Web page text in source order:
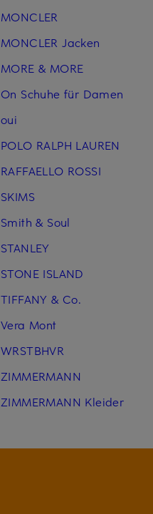
MONCLER
MONCLER Jacken
MORE & MORE
On Schuhe für Damen
oui
POLO RALPH LAUREN
RAFFAELLO ROSSI
SKIMS
Smith & Soul
STANLEY
STONE ISLAND
TIFFANY & Co.
Vera Mont
WRSTBHVR
ZIMMERMANN
ZIMMERMANN Kleider